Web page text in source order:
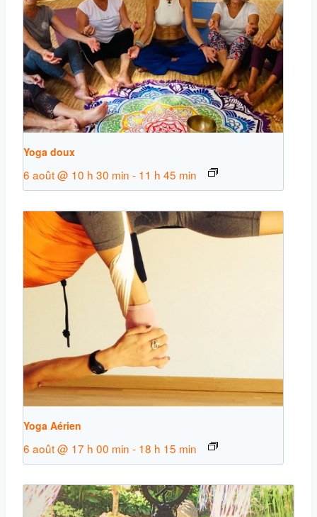
Yoga doux
6 août @ 10 h 30 min - 11 h 45 min
Yoga Aérien
6 août @ 17 h 00 min - 18 h 15 min